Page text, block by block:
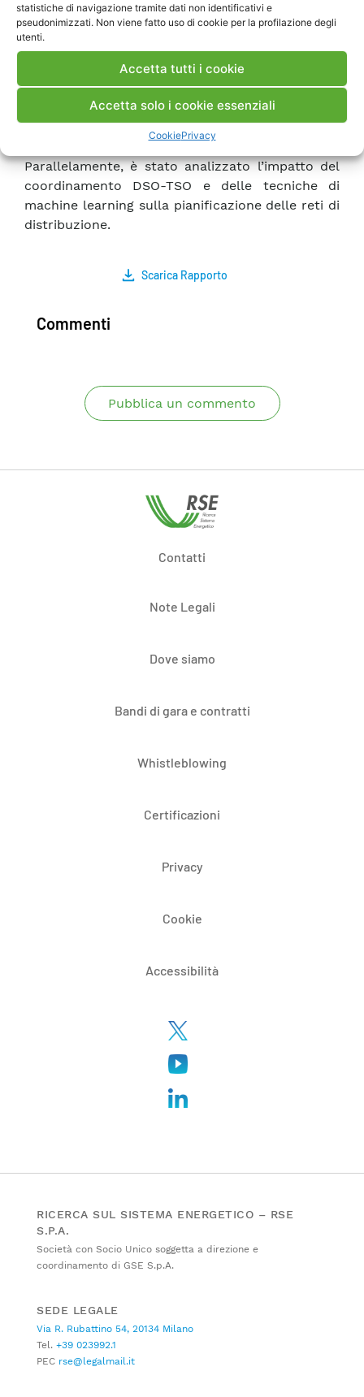
statistiche di navigazione tramite dati non identificativi e
pseudonimizzati. Non viene fatto uso di cookie per la profilazione degli
utenti.
Accetta tutti i cookie
Accetta solo i cookie essenziali
CookiePrivacy
ottimizzazione associato.
La metodologia è stata applicata a undici casi di
studio basati su reti reali per valutare l’efficacia
delle modifiche apportate e valutare l’effetto
delle flessibilità di potenza sull’efficienza della
pianificazione delle reti di distribuzione.
Parallelamente, è stato analizzato l’impatto del
coordinamento DSO-TSO e delle tecniche di
machine learning sulla pianificazione delle reti di
distribuzione.
Scarica Rapporto
Commenti
Pubblica un commento
Contatti
Note Legali
Dove siamo
Bandi di gara e contratti
Whistleblowing
Certificazioni
Privacy
Cookie
Accessibilità
RICERCA SUL SISTEMA ENERGETICO – RSE
S.P.A.
Società con Socio Unico soggetta a direzione e
coordinamento di GSE S.p.A.
SEDE LEGALE
Via R. Rubattino 54, 20134 Milano
Tel. +39 023992.1
PEC rse@legalmail.it